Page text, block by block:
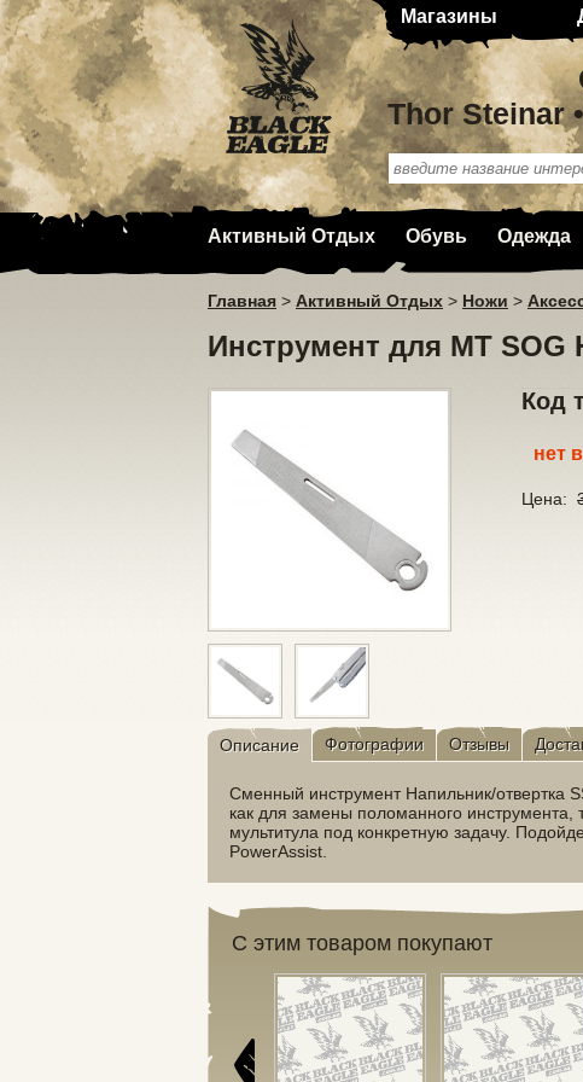
Магазины
Thor Steinar
Активный Отдых Обувь Одежда
Главная > Активный Отдых > Ножи >
Инструмент для МТ SOG
Код
нет
Цена:
Описание Фотографии Отзывы
Сменный инструмент Напильник/отвертка
как для замены поломанного
мультитула под конкретную задачу.
PowerAssist.
С этим товаром покупают